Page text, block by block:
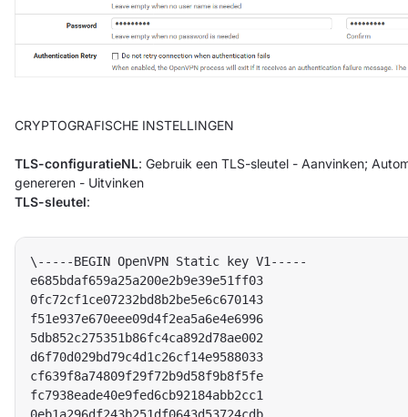
CRYPTOGRAFISCHE INSTELLINGEN
TLS-configuratieNL: Gebruik een TLS-sleutel - Aanvinken;
genereren - Uitvinken
TLS-sleutel:
\-----BEGIN OpenVPN Static key V1-----
e685bdaf659a25a200e2b9e39e51ff03
0fc72cf1ce07232bd8b2be5e6c670143
f51e937e670eee09d4f2ea5a6e4e6996
5db852c275351b86fc4ca892d78ae002
d6f70d029bd79c4d1c26cf14e9588033
cf639f8a74809f29f72b9d58f9b8f5fe
fc7938eade40e9fed6cb92184abb2cc1